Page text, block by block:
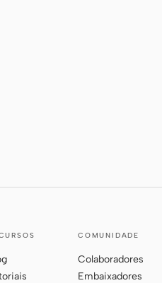
COMUNIDADE
Colaboradores
Embaixadores